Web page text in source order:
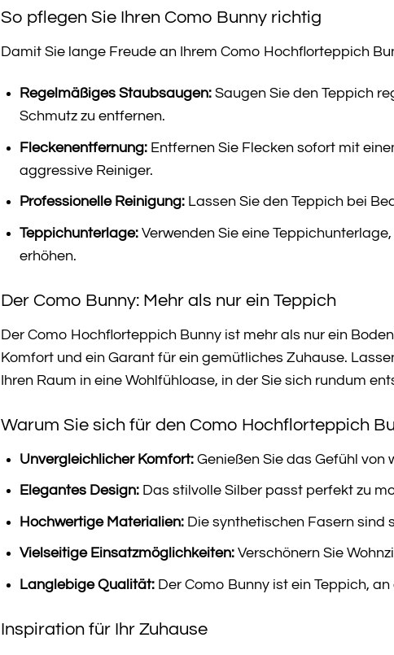
So pflegen Sie Ihren Como Bunny richtig
Damit Sie lange Freude an Ihrem Como Hochflorteppich
Regelmäßiges Staubsaugen:Saugen Sie den Teppich
Schmutz zu entfernen.
Fleckenentfernung:Entfernen Sie Flecken sofort mit
aggressive Reiniger.
Professionelle Reinigung:Lassen Sie den Teppich bei
Teppichunterlage:Verwenden Sie eine
erhöhen.
Der Como Bunny: Mehr als nur ein Teppich
Der Como Hochflorteppich Bunny ist mehr als nur ein
Komfort und ein Garant für ein gemütliches Zuhause.
Ihren Raum in eine Wohlfühloase, in der Sie sich rundum
Warum Sie sich für den Como Hochflorteppich
Unvergleichlicher Komfort:Genießen Sie das Gefühl von
Elegantes Design:Das stilvolle Silber passt perfekt zu
Hochwertige Materialien:Die synthetischen Fasern sind
Vielseitige Einsatzmöglichkeiten:Verschönern Sie
Langlebige Qualität:Der Como Bunny ist ein Teppich,
Inspiration für Ihr Zuhause